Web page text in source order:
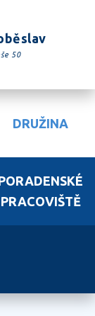
50
DRUŽINA
PRACOVIŠTĚ